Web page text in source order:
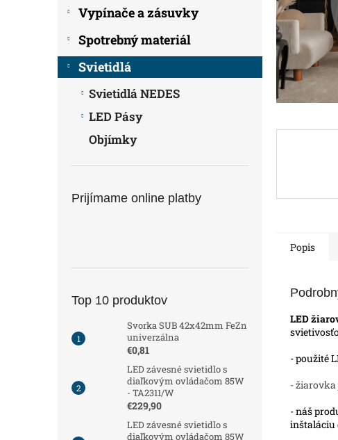
Vypínače a zásuvky
Spotrebný materiál
Svietidlá
Svietidlá NEDES
LED Pásy
Objímky
Prijímame online platby
Top 10 produktov
Svorka SUB 42x42mm FeZn
univerzálna
€0,81
LED závesné svietidlo s
diaľkovým ovládačom 85W
- TA2311/W
€229,90
LED závesné svietidlo s
diaľkovým ovládačom 85W
Popis
LED
- použité
-
- náš
inštaláciu